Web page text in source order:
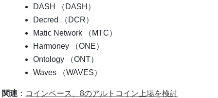
DASH （DASH）
Decred （DCR）
Matic Network （MTC）
Harmoney （ONE）
Ontology （ONT）
Waves （WAVES）
関連 ： コインベース、8のアルトコイン上場を検討